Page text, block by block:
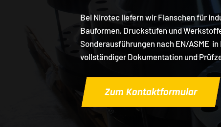
Bei Nirotec liefern wir Flanschen für
Bauformen, Druckstufen und
Sonderausführungen nach EN/ASME
vollständiger Dokumentation und
Zum Kontaktformular